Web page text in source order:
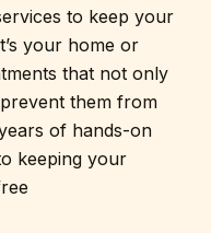
to keep your
your home or
that not only
them from
of hands-on
keeping your